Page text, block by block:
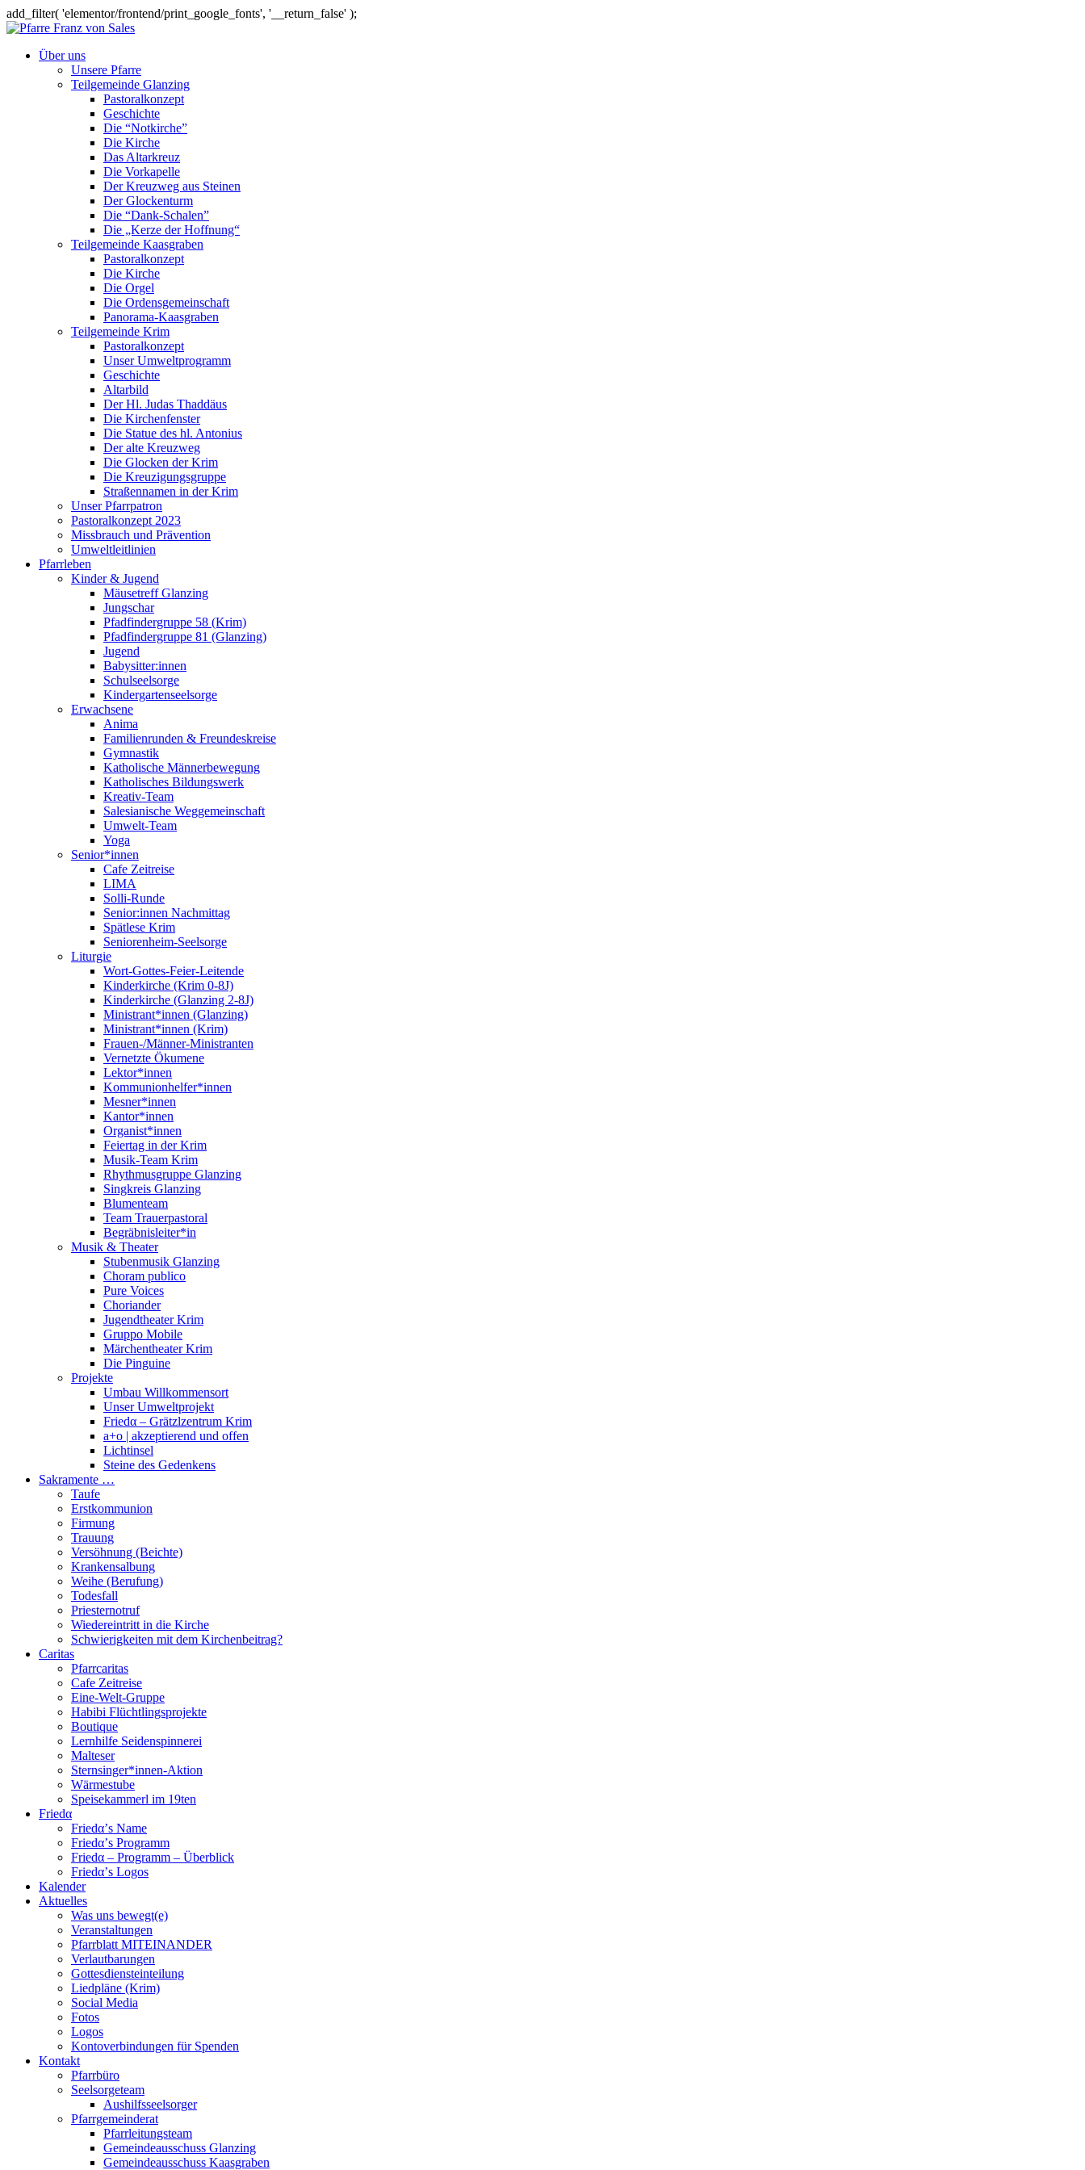
add_filter( 'elementor/frontend/print_google_fonts', '__return_false' );
Über uns
Unsere Pfarre
Teilgemeinde Glanzing
Pastoralkonzept
Geschichte
Die “Notkirche”
Die Kirche
Das Altarkreuz
Die Vorkapelle
Der Kreuzweg aus Steinen
Der Glockenturm
Die “Dank-Schalen”
Die „Kerze der Hoffnung“
Teilgemeinde Kaasgraben
Pastoralkonzept
Die Kirche
Die Orgel
Die Ordensgemeinschaft
Panorama-Kaasgraben
Teilgemeinde Krim
Pastoralkonzept
Unser Umweltprogramm
Geschichte
Altarbild
Der Hl. Judas Thaddäus
Die Kirchenfenster
Die Statue des hl. Antonius
Der alte Kreuzweg
Die Glocken der Krim
Die Kreuzigungsgruppe
Straßennamen in der Krim
Unser Pfarrpatron
Pastoralkonzept 2023
Missbrauch und Prävention
Umweltleitlinien
Pfarrleben
Kinder & Jugend
Mäusetreff Glanzing
Jungschar
Pfadfindergruppe 58 (Krim)
Pfadfindergruppe 81 (Glanzing)
Jugend
Babysitter:innen
Schulseelsorge
Kindergartenseelsorge
Erwachsene
Anima
Familienrunden & Freundeskreise
Gymnastik
Katholische Männerbewegung
Katholisches Bildungswerk
Kreativ-Team
Salesianische Weggemeinschaft
Umwelt-Team
Yoga
Senior*innen
Cafe Zeitreise
LIMA
Solli-Runde
Senior:innen Nachmittag
Spätlese Krim
Seniorenheim-Seelsorge
Liturgie
Wort-Gottes-Feier-Leitende
Kinderkirche (Krim 0-8J)
Kinderkirche (Glanzing 2-8J)
Ministrant*innen (Glanzing)
Ministrant*innen (Krim)
Frauen-/Männer-Ministranten
Vernetzte Ökumene
Lektor*innen
Kommunionhelfer*innen
Mesner*innen
Kantor*innen
Organist*innen
Feiertag in der Krim
Musik-Team Krim
Rhythmusgruppe Glanzing
Singkreis Glanzing
Blumenteam
Team Trauerpastoral
Begräbnisleiter*in
Musik & Theater
Stubenmusik Glanzing
Choram publico
Pure Voices
Choriander
Jugendtheater Krim
Gruppo Mobile
Märchentheater Krim
Die Pinguine
Projekte
Umbau Willkommensort
Unser Umweltprojekt
Friedα – Grätzlzentrum Krim
a+o | akzeptierend und offen
Lichtinsel
Steine des Gedenkens
Sakramente …
Taufe
Erstkommunion
Firmung
Trauung
Versöhnung (Beichte)
Krankensalbung
Weihe (Berufung)
Todesfall
Priesternotruf
Wiedereintritt in die Kirche
Schwierigkeiten mit dem Kirchenbeitrag?
Caritas
Pfarrcaritas
Cafe Zeitreise
Eine-Welt-Gruppe
Habibi Flüchtlingsprojekte
Boutique
Lernhilfe Seidenspinnerei
Malteser
Sternsinger*innen-Aktion
Wärmestube
Speisekammerl im 19ten
Friedα
Friedα’s Name
Friedα’s Programm
Friedα – Programm – Überblick
Friedα’s Logos
Kalender
Aktuelles
Was uns bewegt(e)
Veranstaltungen
Pfarrblatt MITEINANDER
Verlautbarungen
Gottesdiensteinteilung
Liedpläne (Krim)
Social Media
Fotos
Logos
Kontoverbindungen für Spenden
Kontakt
Pfarrbüro
Seelsorgeteam
Aushilfsseelsorger
Pfarrgemeinderat
Pfarrleitungsteam
Gemeindeausschuss Glanzing
Gemeindeausschuss Kaasgraben